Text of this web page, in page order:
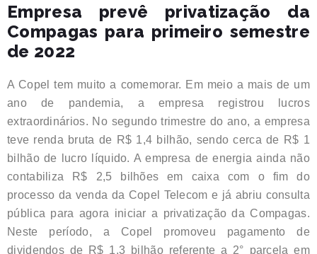
Empresa prevê privatização da
Compagas para primeiro semestre
de 2022
A Copel tem muito a comemorar. Em meio a mais de um
ano de pandemia, a empresa registrou lucros
extraordinários. No segundo trimestre do ano, a empresa
teve renda bruta de R$ 1,4 bilhão, sendo cerca de R$ 1
bilhão de lucro líquido. A empresa de energia ainda não
contabiliza R$ 2,5 bilhões em caixa com o fim do
processo da venda da Copel Telecom e já abriu consulta
pública para agora iniciar a privatização da Compagas.
Neste período, a Copel promoveu pagamento de
dividendos de R$ 1,3 bilhão referente a 2° parcela em